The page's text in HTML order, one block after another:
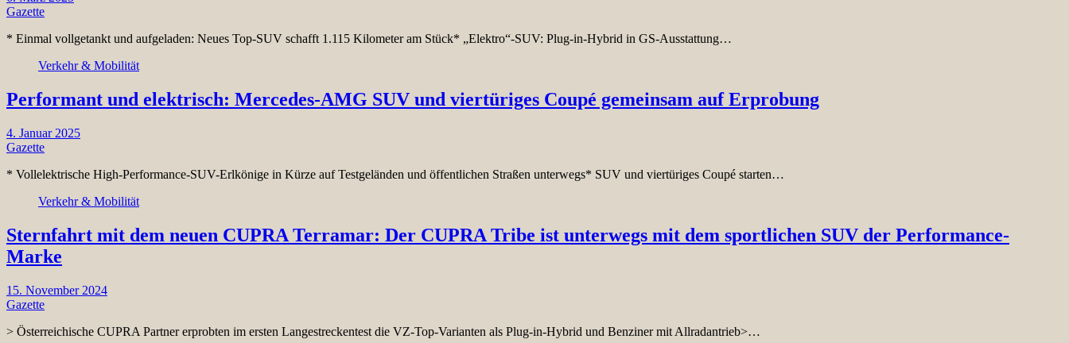
Gazette
* Einmal vollgetankt und aufgeladen: Neues Top-SUV schafft 1.115 Kilometer am Stück* „Elektro“-SUV: Plug-in-Hybrid in GS-Ausstattung…
Verkehr & Mobilität
Performant und elektrisch: Mercedes-AMG SUV und viertüriges Coupé gemeinsam auf Erprobung
4. Januar 2025
Gazette
* Vollelektrische High-Performance-SUV-Erlkönige in Kürze auf Testgeländen und öffentlichen Straßen unterwegs* SUV und viertüriges Coupé starten…
Verkehr & Mobilität
Sternfahrt mit dem neuen CUPRA Terramar: Der CUPRA Tribe ist unterwegs mit dem sportlichen SUV der Performance-
Marke
15. November 2024
Gazette
> Österreichische CUPRA Partner erprobten im ersten Langestreckentest die VZ-Top-Varianten als Plug-in-Hybrid und Benziner mit Allradantrieb>…